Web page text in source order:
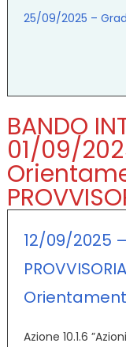
25/09/2025 –
BANDO
01/09/
12/09/2025 –
Azione 10.1.6